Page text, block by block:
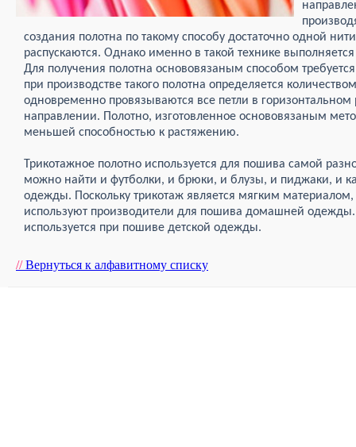
создания полотна по такому способу достаточно одной
распускаются. Однако именно в такой технике
Для получения полотна основовязаным способом
при производстве такого полотна определяется
одновременно провязываются все петли в
направлении. Полотно, изготовленное основовязаным
меньшей способностью к растяжению.
Трикотажное полотно используется для пошива самой
можно найти и футболки, и брюки, и блузы, и пиджаки, и
одежды. Поскольку трикотаж является мягким
используют производители для пошива домашней
используется при пошиве детской одежды.
//Вернуться к алфавитному списку